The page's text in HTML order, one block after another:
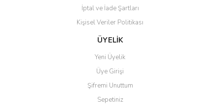
Gönder
İptal ve İade Şartları
Kişisel Veriler Politikası
ÜYELİK
Yeni Üyelik
Üye Girişi
Şifremi Unuttum
Sepetiniz